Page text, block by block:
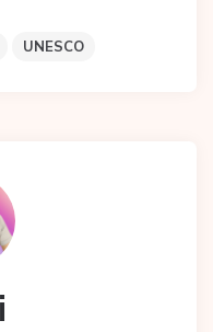
UNESCO